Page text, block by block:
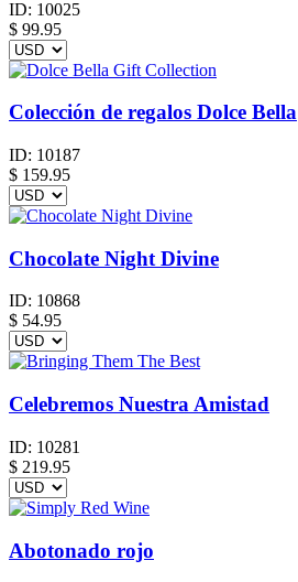
ID: 10025
$ 99.95
Colección de regalos Dolce Bella
ID: 10187
$ 159.95
Chocolate Night Divine
ID: 10868
$ 54.95
Celebremos Nuestra Amistad
ID: 10281
$ 219.95
Abotonado rojo